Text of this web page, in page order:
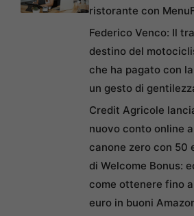
ristorante con
Federico Venco: Il
destino del
che ha pagato con
un gesto di
Credit Agricole
nuovo conto online a
canone zero con 50
di Welcome Bonus:
come ottenere fino
euro in buoni